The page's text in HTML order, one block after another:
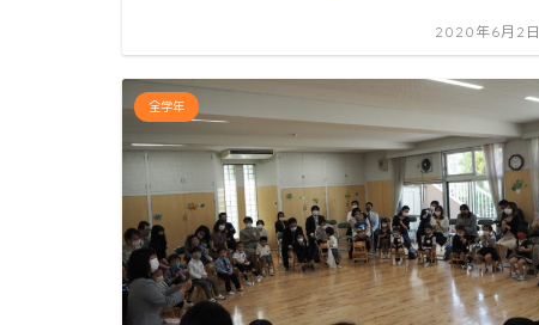
2020年6月2日
全学年